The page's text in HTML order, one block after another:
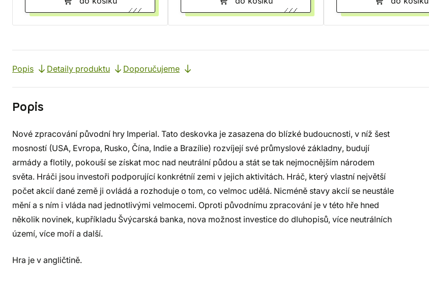
Popis Detaily produktu Doporučujeme
Popis
Nové zpracování původní hry Imperial. Tato deskovka je zasazena do blízké budoucnosti, v níž šest
mosností (USA, Evropa, Rusko, Čína, Indie a Brazílie) rozvíjejí své průmyslové základny, budují
armády a flotily, pokouší se získat moc nad neutrální půdou a stát se tak nejmocnějším národem
světa. Hráči jsou investoři podporující konkrétníí zemi v jejich aktivitách. Hráč, který vlastní největší
počet akcií dané země ji ovládá a rozhoduje o tom, co velmoc udělá. Nicméně stavy akcií se neustále
mění a s ním i vláda nad jednotlivými velmocemi. Oproti původnímu zpracování je v této hře hned
několik novinek, kupříkladu Švýcarská banka, nova možnost investice do dluhopisů, více neutrálních
území, více moří a další.
Hra je v angličtině.